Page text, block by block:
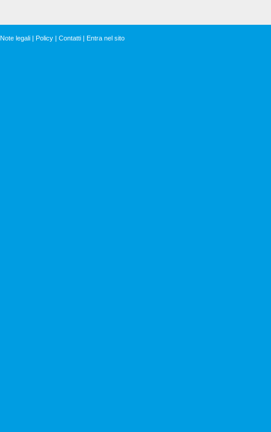
Note legali | Policy | Contatti | Entra nel sito